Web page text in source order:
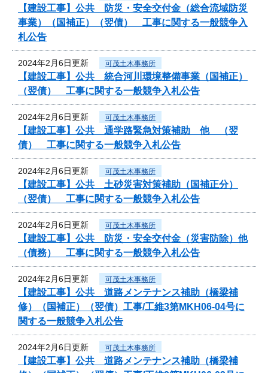
【建設工事】公共 防災・安全交付金（総合流域防災
事業）（国補正）（翌債） 工事に関する一般競争入
札公告
2024年2月6日更新 可茂土木事務所
【建設工事】公共 統合河川環境整備事業（国補正）
（翌債） 工事に関する一般競争入札公告
2024年2月6日更新 可茂土木事務所
【建設工事】公共 通学路緊急対策補助 他 （翌
債） 工事に関する一般競争入札公告
2024年2月6日更新 可茂土木事務所
【建設工事】公共 土砂災害対策補助（国補正分）
（翌債） 工事に関する一般競争入札公告
2024年2月6日更新 可茂土木事務所
【建設工事】公共 防災・安全交付金（災害防除）他
（債務） 工事に関する一般競争入札公告
2024年2月6日更新 可茂土木事務所
【建設工事】公共 道路メンテナンス補助（橋梁補
修）（国補正）（翌債）工事/工維3第MKH06-04号に
関する一般競争入札公告
2024年2月6日更新 可茂土木事務所
【建設工事】公共 道路メンテナンス補助（橋梁補